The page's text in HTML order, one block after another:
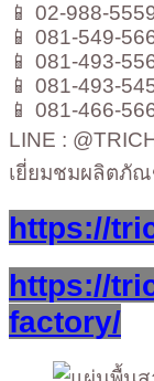
📱 02-988-
📱 081-549-
📱 081-493-
📱 081-493-
📱 081-466-
LINE :
เยี่ยมชมผลิตภัณ
https://
https://
factory/